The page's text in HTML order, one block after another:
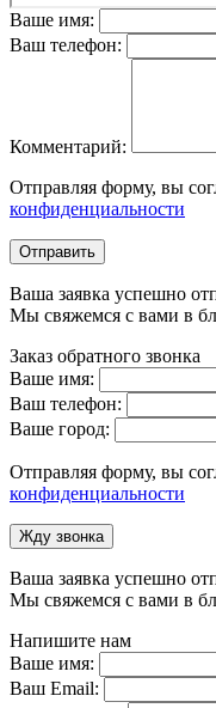
Ваше имя:
Ваш телефон:
Комментарий:
Отправляя форму, вы
конфиденциальности
Отправить
Ваша заявка успешно
Мы свяжемся с вами в
Заказ обратного звонка
Ваше имя:
Ваш телефон:
Ваше город:
Отправляя форму, вы
конфиденциальности
Жду звонка
Ваша заявка успешно
Мы свяжемся с вами в
Напишите нам
Ваше имя:
Ваш Email: